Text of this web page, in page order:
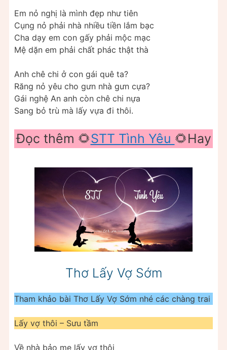
Em nỏ nghị là mình đẹp như tiên
Cụng nỏ phải nhà nhiều tiền lắm bạc
Cha dạy em con gấy phải mộc mạc
Mệ dặn em phải chất phác thật thà
Anh chê chi ở con gái quê ta?
Răng nỏ yêu cho gưn nhà gưn cựa?
Gái nghệ An anh còn chê chi nựa
Sang bỏ trù mà lấy vựa đi thôi.
Đọc thêm 🌻STT Tình Yêu 🌻Hay
Thơ Lấy Vợ Sớm
Tham khảo bài Thơ Lấy Vợ Sớm nhé các chàng trai
Lấy vợ thôi – Sưu tầm
Về nhà bảo mẹ lấy vợ thôi